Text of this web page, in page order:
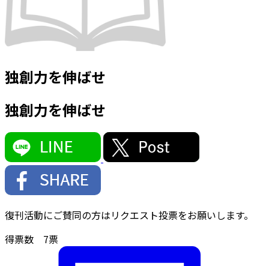
独創力を伸ばせ
独創力を伸ばせ
復刊活動にご賛同の方はリクエスト投票をお願いします。
得票数 7票